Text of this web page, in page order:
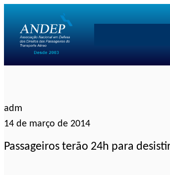
conteúdo
adm
14 de março de 2014
Passageiros terão 24h para